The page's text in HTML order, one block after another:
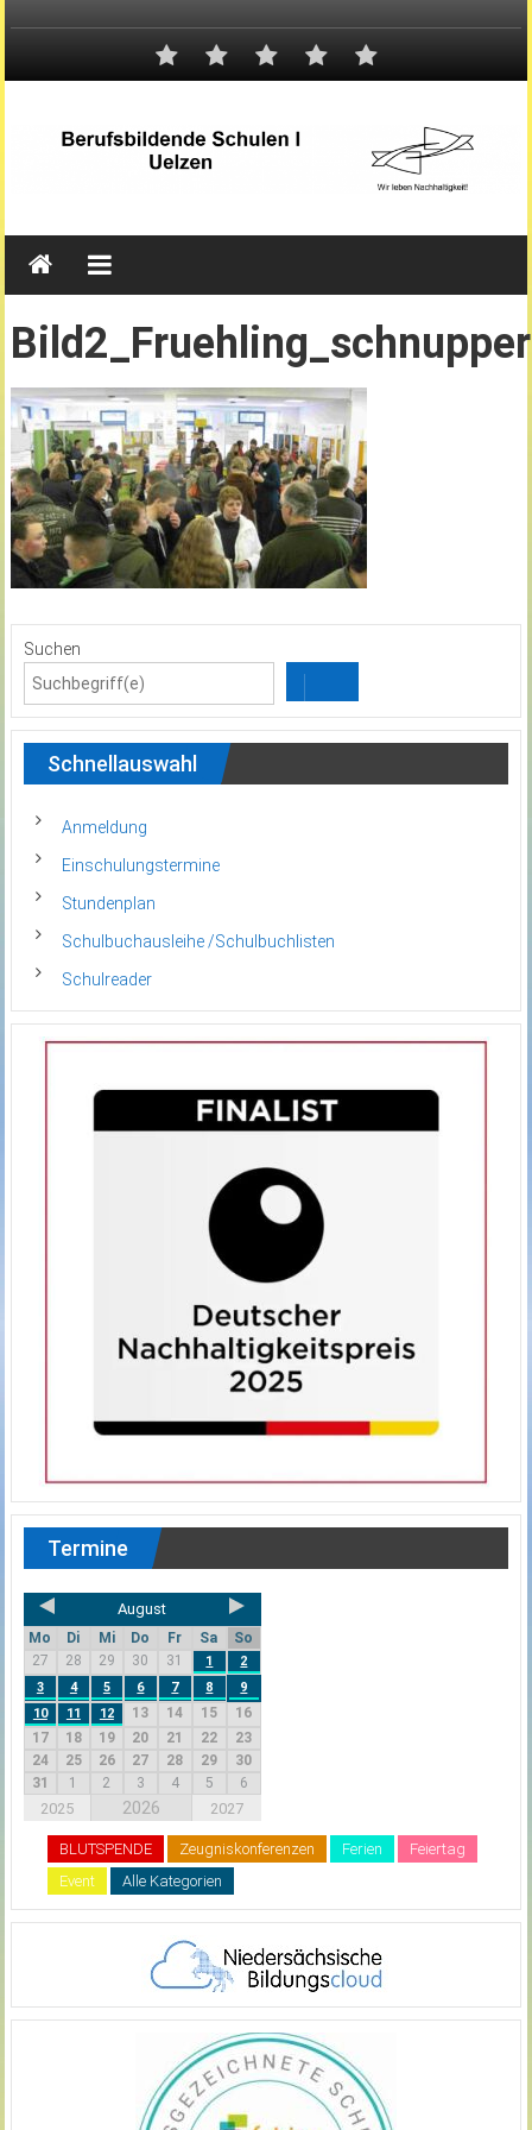
Suchen
Schnellauswahl
Anmeldung
Einschulungstermine
Stundenplan
Schulbuchausleihe /Schulbuchlisten
Schulreader
Termine
August
Mo Di Mi Do Fr Sa
So
27
28 29 30 31 1
2
3
4 5 6 7 8
9
10
11 12 13 14 15
16
17
18 19 20 21 22
23
24
25 26 27 28 29
30
31
1 2 3 4 5 6
2025 2026 2027
BLUTSPENDE Zeugniskonferenzen Ferien
Feiertag
Event
Alle Kategorien